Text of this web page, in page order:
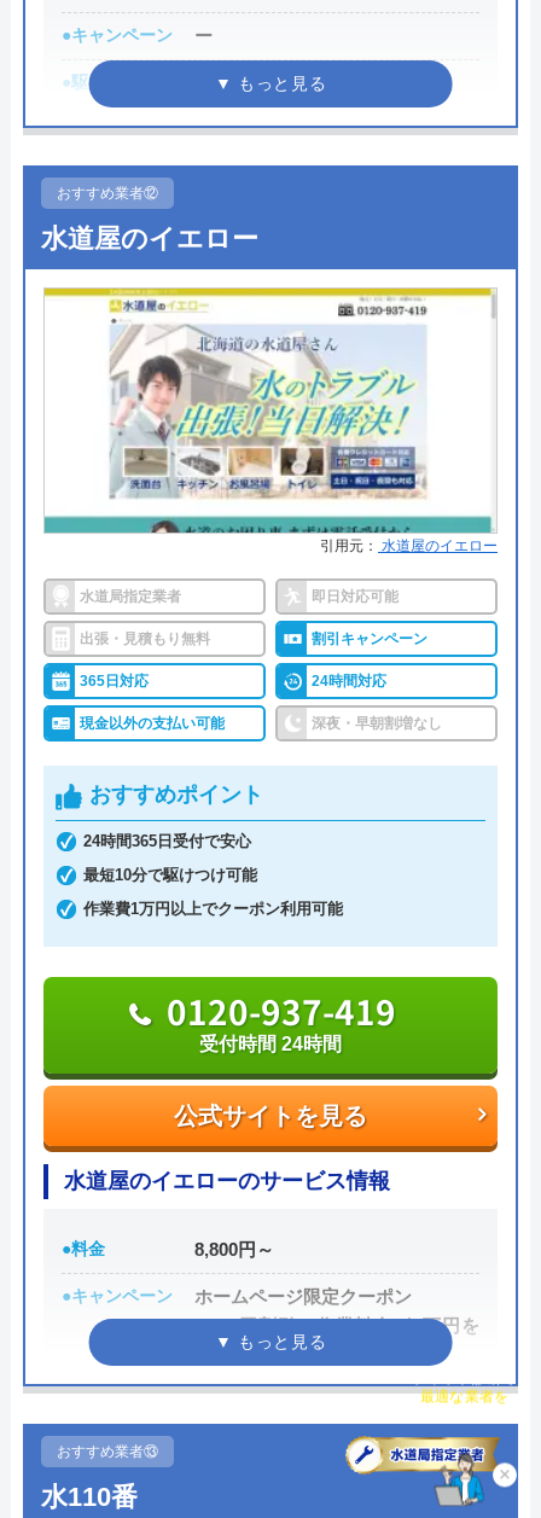
Googleクチコミを見る
たです。また改装の機会があれば貴店に頼み
Googleクチコミを見る
●キャンペーン ー
●駆けつけ時間 最短即日
●受付時間 8:00～19:00
●定休日
●出張見積もり
●支払い方法
現金、銀行振込、クレジットカー
ド、PayPay
●累計実績
工事実績3,000件以上 1,600世帯以
上
●保証・保険 ー
詳細は公式HPでご確認ください
株式会社八谷住宅設備がおすすめの理由
株式会社八谷住宅設備は、福岡県全域に対応した、
給湯器全般、トイレ、キッチンなど水廻りの修理や
取替工事をしている業者です。
これまで地域密着で福岡県内で累計約1,600世帯、累
府製作所・三菱電機・日立アプライアンスをはじめ
とした主要メーカーを幅広く取り扱っています。
公式サイトを見る
092-924-6999
受付時間 8:00～19:00
代表者 八谷公治
創業・設立 1980年7月設立
所在地
〒818-0139
福岡県太宰府市宰都2-2-16
対応エリア
おすすめ業者⑫
水道屋のイエロー
引用元： 水道屋のイエロー
水道局指定業者 即日対応可能
出張・見積もり無料 割引キャンペーン
365日対応 24時間対応
現金以外の支払い可能 深夜・早朝割増なし
おすすめポイント
24時間365日受付で安心
最短10分で駆けつけ可能
作業費1万円以上でクーポン利用可能
公式サイトを見る
0120-937-419
受付時間 24時間
水道屋のイエローのサービス情報
●料金 8,800円～
●キャンペーン
ホームページ限定クーポン
1,000円割引（作業料金が1万円を
超えた場合）
●受付時間
●定休日
おすすめ業者⑬
水110番
×
最適な業者を